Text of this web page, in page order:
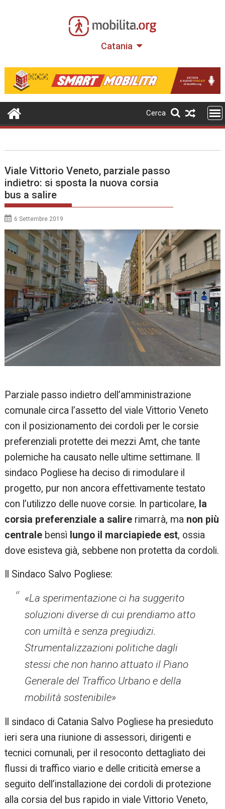
Catania
Cerca
Viale Vittorio Veneto, parziale passo
indietro: si sposta la nuova corsia
bus a salire
6 Settembre 2019
Parziale passo indietro dell’amministrazione
comunale circa l’assetto del viale Vittorio Veneto
con il posizionamento dei cordoli per le corsie
preferenziali protette dei mezzi Amt, che tante
polemiche ha causato nelle ultime settimane. Il
sindaco Pogliese ha deciso di rimodulare il
progetto, pur non ancora effettivamente testato
con l’utilizzo delle nuove corsie. In particolare, la
corsia preferenziale a salire rimarrà, ma non più
centrale bensì lungo il marciapiede est, ossia
dove esisteva già, sebbene non protetta da cordoli.
Il Sindaco Salvo Pogliese:
«La sperimentazione ci ha suggerito
soluzioni diverse di cui prendiamo atto
con umiltà e senza pregiudizi.
Strumentalizzazioni politiche dagli
stessi che non hanno attuato il Piano
Generale del Traffico Urbano e della
mobilità sostenibile»
Il sindaco di Catania Salvo Pogliese ha presieduto
ieri sera una riunione di assessori, dirigenti e
tecnici comunali, per il resoconto dettagliato dei
flussi di traffico viario e delle criticità emerse a
seguito dell’installazione dei cordoli di protezione
alla corsia del bus rapido in viale Vittorio Veneto,